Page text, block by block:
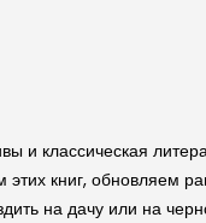
и классическая
книг, обновляем
на дачу или на